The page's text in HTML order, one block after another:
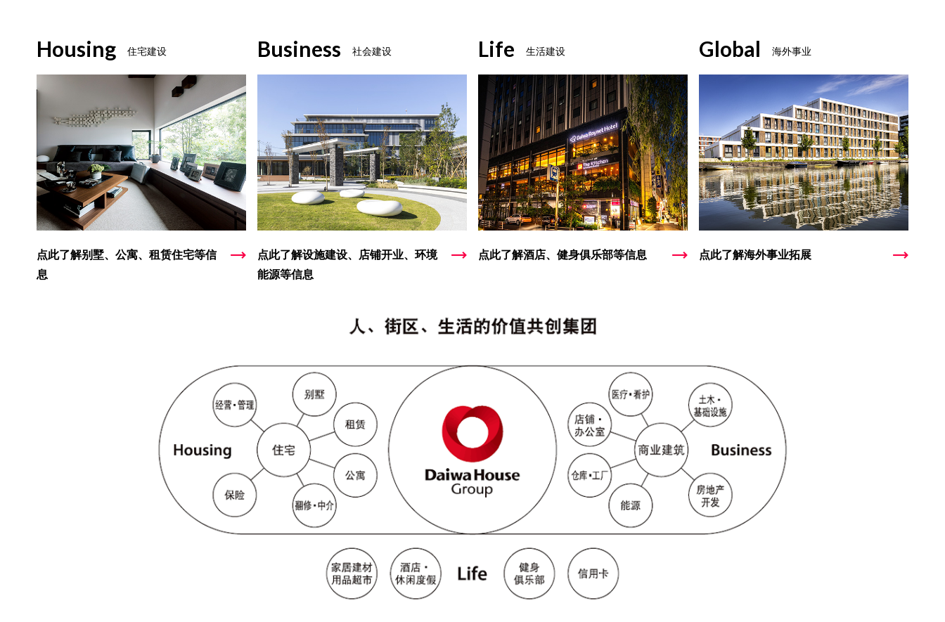
Housing 住宅建设
点此了解别墅、公寓、租赁住宅等信
息
Business 社会建设
点此了解设施建设、店铺开业、环境
能源等信息
Life 生活建设
点此了解酒店、健身俱乐部等信息
Global 海外事业
点此了解海外事业拓展